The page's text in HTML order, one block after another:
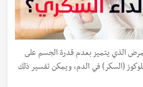
الذي يتميز بعدم قدرة الجسم على
(السكر) في الدم، ويمكن تفسير ذلك